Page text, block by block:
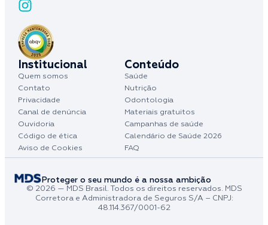
Institucional
Quem somos
Contato
Privacidade
Canal de denúncia
Ouvidoria
Código de ética
Aviso de Cookies
Conteúdo
Saúde
Nutrição
Odontologia
Materiais gratuitos
Campanhas de saúde
Calendário de Saúde 2026
FAQ
Proteger o seu mundo é a nossa ambição
© 2026 — MDS Brasil. Todos os direitos reservados. MDS
Corretora e Administradora de Seguros S/A – CNPJ:
48.114.367/0001-62